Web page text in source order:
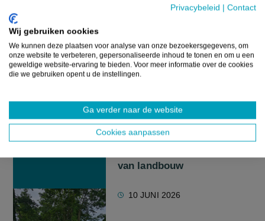
Privacybeleid | Contact
Wij gebruiken cookies
We kunnen deze plaatsen voor analyse van onze bezoekersgegevens, om
onze website te verbeteren, gepersonaliseerde inhoud te tonen en om u een
geweldige website-ervaring te bieden. Voor meer informatie over de cookies
die we gebruiken opent u de instellingen.
Ga verder naar de website
Cookies aanpassen
Bron:Eigen verslaggeving
GERELATEERDE ARTIKELS
NIEUWS
Opruimactie van SBB
vraagt aandacht voor de
van landbouw
10 JUNI 2026